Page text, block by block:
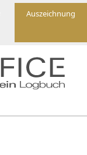
Auszeichnung